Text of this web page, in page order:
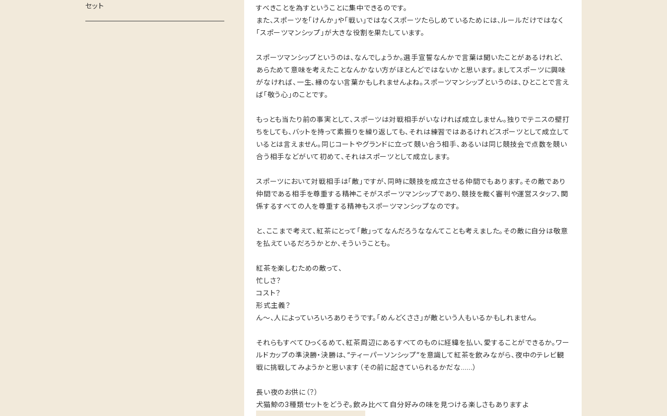
すべきことを為すということに集中できるのです。
また、スポーツを「けんか」や「戦い」ではなくスポーツたらしめているためには、ルールだけではなく
「スポーツマンシップ」が大きな役割を果たしています。
スポーツマンシップというのは、なんでしょうか。選手宣誓なんかで言葉は聞いたことがあるけれど、
あらためて意味を考えたことなんかない方がほとんどではないかと思います。ましてスポーツに興味
がなければ、一生、縁のない言葉かもしれませんよね。スポーツマンシップというのは、ひとことで言え
ば「敬う心」のことです。
もっとも当たり前の事実として、スポーツは対戦相手がいなければ成立しません。独りでテニスの壁打
ちをしても、バットを持って素振りを繰り返しても、それは練習ではあるけれどスポーツとして成立して
いるとは言えません。同じコートやグランドに立って競い合う相手、あるいは同じ競技会で点数を競い
合う相手などがいて初めて、それはスポーツとして成立します。
スポーツにおいて対戦相手は「敵」ですが、同時に競技を成立させる仲間でもあります。その敵であり
仲間である相手を尊重する精神こそがスポーツマンシップであり、競技を裁く審判や運営スタッフ、関
係するすべての人を尊重する精神もスポーツマンシップなのです。
と、ここまで考えて、紅茶にとって「敵」ってなんだろうななんてことも考えました。その敵に自分は敬意
を払えているだろうかとか、そういうことも。
紅茶を楽しむための敵って、
忙しさ？
コスト？
形式主義？
ん〜、人によっていろいろありそうです。「めんどくささ」が敵という人もいるかもしれません。
それらもすべてひっくるめて、紅茶周辺にあるすべてのものに経緯を払い、愛することができるか。ワー
ルドカップの準決勝・決勝は、“ティーパーソンシップ”を意識して紅茶を飲みながら、夜中のテレビ観
戦に挑戦してみようかと思います（その前に起きていられるかだな……）
長い夜のお供に（？）
犬猫鯨の3種類セットをどうぞ。飲み比べて自分好みの味を見つける楽しさもありますよ
セット